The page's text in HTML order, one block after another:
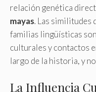
relación genética
mayas. Las similitudes
familias lingüísticas
culturales y contactos
largo de la historia, y
La Influencia